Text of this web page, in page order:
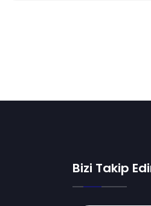
Bizi Takip